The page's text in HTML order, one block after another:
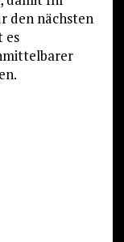
den nächsten
es